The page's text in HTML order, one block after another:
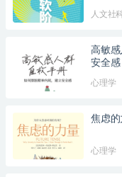
人文社
高敏
安全感
心理学
焦虑的
心理学